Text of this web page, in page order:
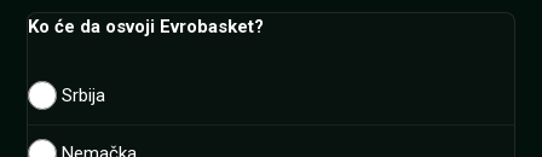
Ko će da osvoji Evrobasket?
Srbija